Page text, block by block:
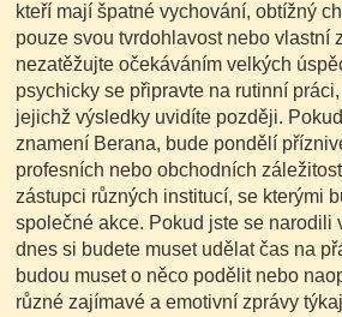
kteří mají špatné vychování, obtížný
pouze svou tvrdohlavost nebo vlastní
nezatěžujte očekáváním velkých
psychicky se připravte na rutinní
jejichž výsledky uvidíte později.
znamení Berana, bude pondělí
profesních nebo obchodních
zástupci různých institucí, se kterými
společné akce. Pokud jste se narodili
dnes si budete muset udělat čas na
budou muset o něco podělit nebo
různé zajímavé a emotivní zprávy